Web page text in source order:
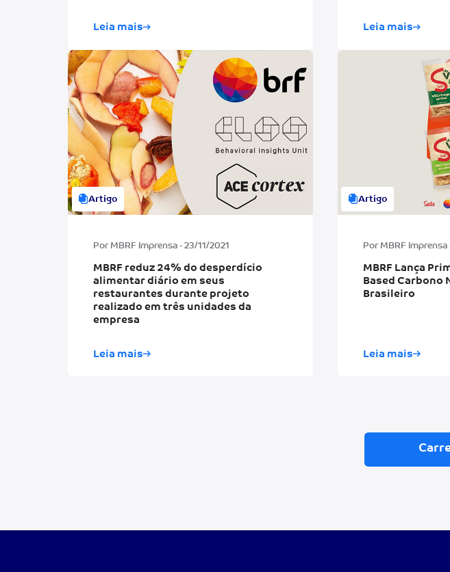
Leia mais Leia mais
Artigo
Por MBRF Imprensa - 23/11/2021
MBRF reduz 24% do desperdício
alimentar diário em seus
restaurantes durante projeto
realizado em três unidades da
empresa
Leia mais
Artigo
Por MBRF Imprensa
MBRF Lança
Based Carbono
Brasileiro
Leia mais